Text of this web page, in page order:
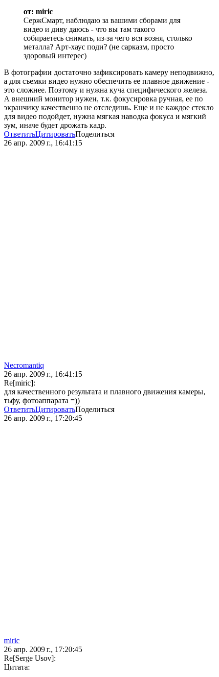
от: miric
СержСмарт, наблюдаю за вашими сборами для
видео и диву даюсь - что вы там такого
собираетесь снимать, из-за чего вся возня, столько
металла? Арт-хаус поди? (не сарказм, просто
здоровый интерес)
В фотографии достаточно зафиксировать камеру неподвижно,
а для съемки видео нужно обеспечить ее плавное движение -
это сложнее. Поэтому и нужна куча специфического железа.
А внешний монитор нужен, т.к. фокусировка ручная, ее по
экранчику качественно не отследишь. Еще и не каждое стекло
для видео подойдет, нужна мягкая наводка фокуса и мягкий
зум, иначе будет дрожать кадр.
ОтветитьЦитироватьПоделиться
26 апр. 2009 г., 16:41:15
Necromantiq
26 апр. 2009 г., 16:41:15
Re[miric]:
для качественного результата и плавного движения камеры,
тьфу, фотоаппарата =))
ОтветитьЦитироватьПоделиться
26 апр. 2009 г., 17:20:45
miric
26 апр. 2009 г., 17:20:45
Re[Serge Usov]:
Цитата: